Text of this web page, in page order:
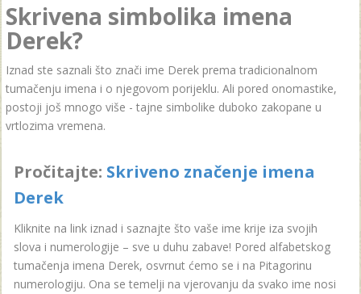
Skrivena simbolika imena
Derek?
Iznad ste saznali što znači ime Derek prema tradicionalnom
tumačenju imena i o njegovom porijeklu. Ali pored onomastike,
postoji još mnogo više - tajne simbolike duboko zakopane u
vrtlozima vremena.
Pročitajte: Skriveno značenje imena
Derek
Kliknite na link iznad i saznajte što vaše ime krije iza svojih
slova i numerologije – sve u duhu zabave! Pored alfabetskog
tumačenja imena Derek, osvrnut ćemo se i na Pitagorinu
numerologiju. Ona se temelji na vjerovanju da svako ime nosi